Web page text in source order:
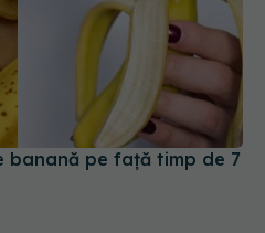
banană pe față timp de 7